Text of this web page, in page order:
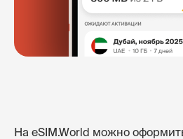
На eSIM.World можно